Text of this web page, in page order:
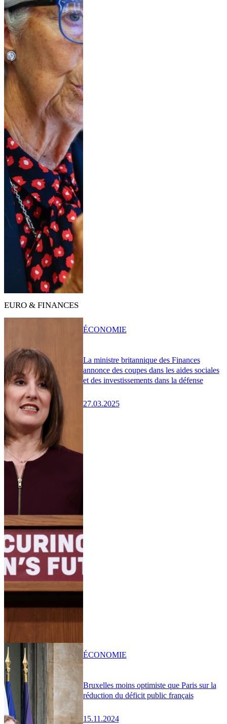
EURO & FINANCES
La ministre britannique des Finances
annonce des coupes dans les aides sociales
et des investissements dans la défense
27.03.2025
ÉCONOMIE
Bruxelles moins optimiste que Paris sur la
réduction du déficit public français
15.11.2024
ÉCONOMIE